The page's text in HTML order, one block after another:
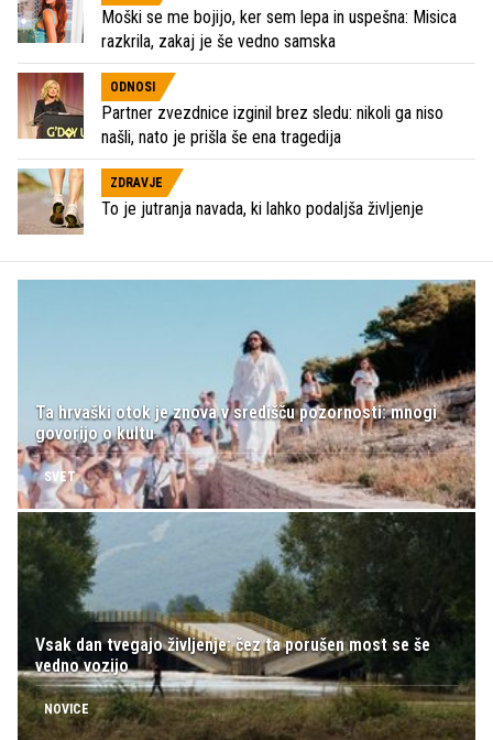
Moški se me bojijo, ker sem lepa in uspešna: Misica
razkrila, zakaj je še vedno samska
ODNOSI
Partner zvezdnice izginil brez sledu: nikoli ga niso
našli, nato je prišla še ena tragedija
ZDRAVJE
To je jutranja navada, ki lahko podaljša življenje
Ta hrvaški otok je znova v središču pozornosti: mnogi
govorijo o kultu
SVET
Vsak dan tvegajo življenje: čez ta porušen most se še
vedno vozijo
NOVICE